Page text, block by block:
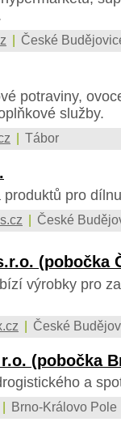
| České
potraviny,
služby.
Tábor
pro
| České
(pobočka
výrobky pro
| České
(pobočka
a
| Brno-Královo Pole